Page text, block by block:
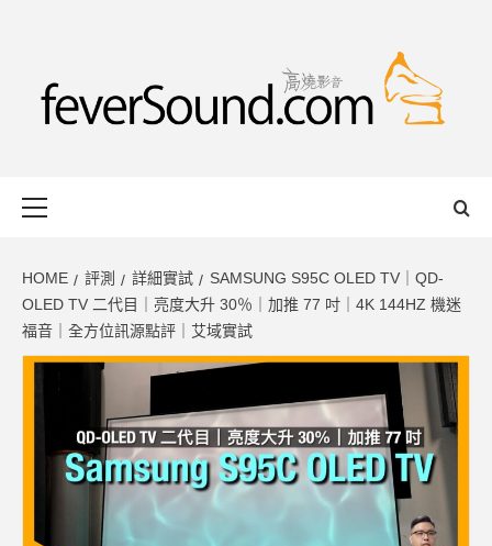
HOME 評測 詳細實試
SAMSUNG S95C OLED TV｜QD-
OLED TV 二代目｜亮度大升 30％｜加推 77 吋｜4K 144HZ 機迷
福音｜全方位訊源點評｜艾域實試